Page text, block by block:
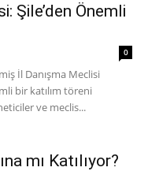
Şile’den Önemli
0
İl Danışma Meclisi
bir katılım töreni
ve meclis...
mı Katılıyor?